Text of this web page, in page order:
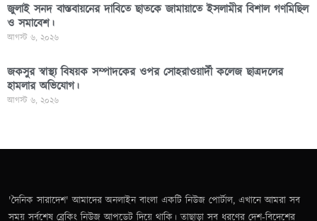
জুলাই সনদ বাস্তবায়নের দাবিতে ছাতকে জামায়াতে ইসলামীর বিশাল গণমিছিল
ও সমাবেশ।
আগস্ট ৬, ২০২৬
জকসুর স্বাস্থ্য বিষয়ক সম্পাদকের ওপর সোহরাওয়ার্দী কলেজ ছাত্রদলের
হামলার অভিযোগ।
আগস্ট ৬, ২০২৬
'দৈনিক সারাদেশ' আমাদের অনলাইন বাংলা একটি নিউজ পোর্টাল, এখানে আমরা সব
সময় সর্বশেষ ব্রেকিং নিউজ আপডেট দিয়ে থাকি। তাছাড়া সব ধরণের দেশ-বিদেশের